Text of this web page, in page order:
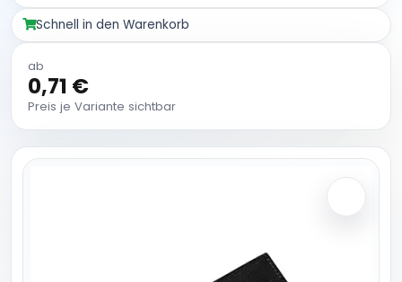
Schnell in den Warenkorb
ab
0,71 €
Preis je Variante sichtbar